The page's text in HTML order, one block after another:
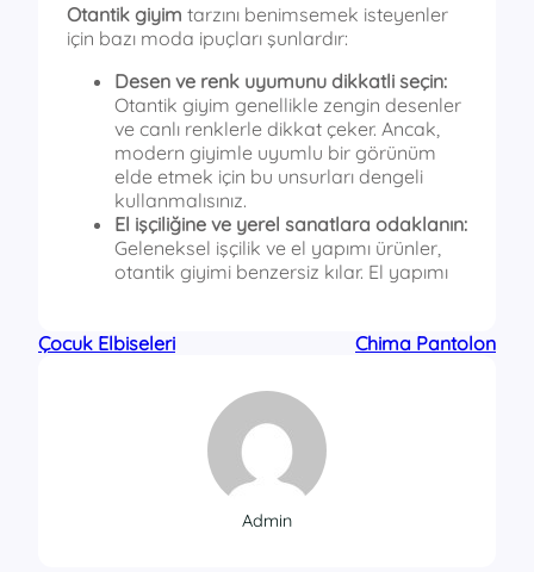
Otantik giyim tarzını benimsemek isteyenler
için bazı moda ipuçları şunlardır:
Desen ve renk uyumunu dikkatli seçin:
Otantik giyim genellikle zengin desenler
ve canlı renklerle dikkat çeker. Ancak,
modern giyimle uyumlu bir görünüm
elde etmek için bu unsurları dengeli
kullanmalısınız.
El işçiliğine ve yerel sanatlara odaklanın:
Geleneksel işçilik ve el yapımı ürünler,
otantik giyimi benzersiz kılar. El yapımı
Çocuk Elbiseleri Chima Pantolon
Admin